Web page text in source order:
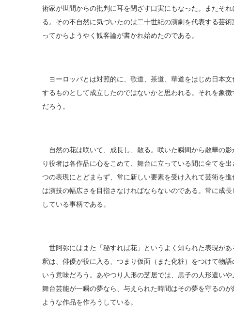
術家が世間からの批判に耳を閉ざす口実にもなった。またそ
る。その不自然に気づいたのは二十世紀の演劇を代表する芸
ってからようやく観客論が書かれ始めたのである。
ヨーロッパとは対照的に、歌道、茶道、華道をはじめ日本
するものとして成立したのではないかと思われる。それを象
だろう。
自然の花は咲いて、成長し、散る。咲いた瞬間から散華の
り役者は各作品に心をこめて、舞台に立っている間に全てを
つの表現にとどまらず、常に新しい要素を受け入れて芸術を
は演技の幅広さを目指さなければならないのである。常に成
している事柄である。
世阿弥にはまた「秘すれば花」というよく知られた表現が
釈は、俳優が役に入る、つまり仮面（また化粧）をつけて物
いう意味だろう。あやつり人形の芝居では、黒子の人形遣い
舞台芸能が一瞬の夢なら、与えられた時間はその夢を守るの
ような作品を作ろうしている。